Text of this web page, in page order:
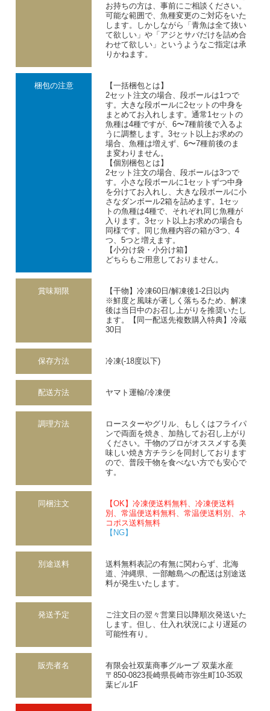
お持ちの方は、事前にご相談ください。
可能な範囲で、魚種変更のご対応をいた
します。しかしながら「青魚は全て抜い
て欲しい」や「アジとサバだけを詰め合
わせて欲しい」というようなご指定は承
りかねます。
梱包の注意
【一括梱包とは】
2セット注文の場合、段ボールは1つで
す。大きな段ボールに2セットの中身を
まとめてお入れします。通常1セットの
魚種は4種ですが、6〜7種前後で入るよ
うに調整します。3セット以上お求めの
場合、魚種は増えず、6〜7種前後のま
ま変わりません。
【個別梱包とは】
2セット注文の場合、段ボールは3つで
す。小さな段ボールに1セットずつ中身
を分けてお入れし、大きな段ボールに小
さなダンボール2箱を詰めます。1セッ
トの魚種は4種で、それぞれ同じ魚種が
入ります。3セット以上お求めの場合も
同様です。同じ魚種内容の箱が3つ、4
つ、5つと増えます。
【小分け袋・小分け箱】
どちらもご用意しておりません。
賞味期限
【干物】冷凍60日/解凍後1-2日以内
※鮮度と風味が著しく落ちるため、解凍
後は当日中のお召し上がりを推奨いたし
ます。【同一配送先複数購入特典】冷蔵
30日
保存方法 冷凍(-18度以下)
配送方法 ヤマト運輸/冷凍便
調理方法
ロースターやグリル、もしくはフライパ
ンで両面を焼き、加熱してお召し上がり
ください。干物のプロがオススメする美
味しい焼き方チラシを同封しております
ので、普段干物を食べない方でも安心で
す。
同梱注文
【OK】冷凍便送料無料、冷凍便送料
別、常温便送料無料、常温便送料別、ネ
コポス送料無料
【NG】
別途送料
送料無料表記の有無に関わらず、北海
道、沖縄県、一部離島への配送は別途送
料が発生いたします。
発送予定
ご注文日の翌々営業日以降順次発送いた
します。但し、仕入れ状況により遅延の
可能性有り。
販売者名
有限会社双葉商事グループ 双葉水産
〒850-0823長崎県長崎市弥生町10-35双
葉ビル1F